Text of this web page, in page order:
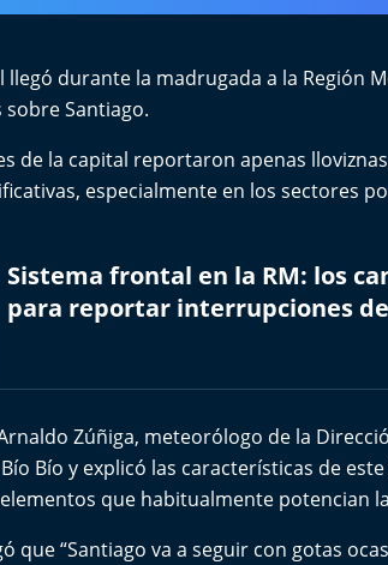
durante la madrugada a la Región
Santiago.
de la capital reportaron apenas
especialmente en los sectores
Sistema frontal en la RM: los
para reportar interrupciones
Zúñiga, meteorólogo de la
Bío y explicó las características de
que habitualmente potencian
que “Santiago va a seguir con gotas